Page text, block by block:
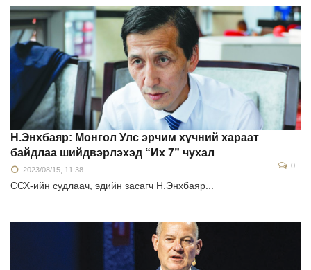
Н.Энхбаяр: Монгол Улс эрчим хүчний хараат
байдлаа шийдвэрлэхэд “Их 7” чухал
2023/08/15, 11:38 0
ССХ-ийн судлаач, эдийн засагч Н.Энхбаяр...